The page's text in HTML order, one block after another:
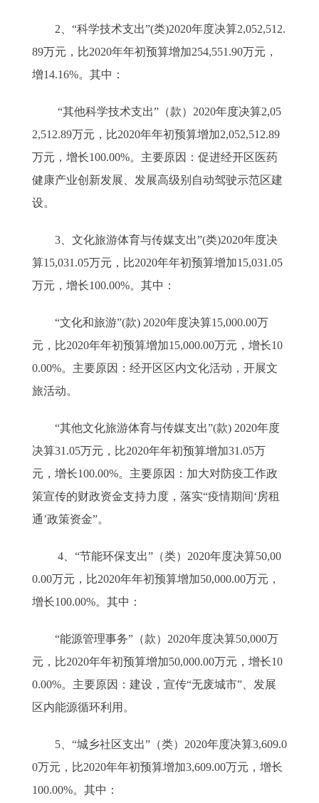
2、“科学技术支出”(类)2020年度决算2,052,512.
89万元，比2020年年初预算增加254,551.90万元，
增14.16%。其中：
“其他科学技术支出”（款）2020年度决算2,05
2,512.89万元，比2020年年初预算增加2,052,512.89
万元，增长100.00%。主要原因：促进经开区医药
健康产业创新发展、发展高级别自动驾驶示范区建
设。
3、文化旅游体育与传媒支出”(类)2020年度决
算15,031.05万元，比2020年年初预算增加15,031.05
万元，增长100.00%。其中：
“文化和旅游”(款) 2020年度决算15,000.00万
元，比2020年年初预算增加15,000.00万元，增长10
0.00%。主要原因：经开区区内文化活动，开展文
旅活动。
“其他文化旅游体育与传媒支出”(款) 2020年度
决算31.05万元，比2020年年初预算增加31.05万
元，增长100.00%。主要原因：加大对防疫工作政
策宣传的财政资金支持力度，落实“疫情期间‘房租
通’政策资金”。
4、“节能环保支出”（类）2020年度决算50,00
0.00万元，比2020年年初预算增加50,000.00万元，
增长100.00%。其中：
“能源管理事务”（款）2020年度决算50,000万
元，比2020年年初预算增加50,000.00万元，增长10
0.00%。主要原因：建设，宣传“无废城市”、发展
区内能源循环利用。
5、“城乡社区支出”（类）2020年度决算3,609.0
0万元，比2020年年初预算增加3,609.00万元，增长
100.00%。其中：